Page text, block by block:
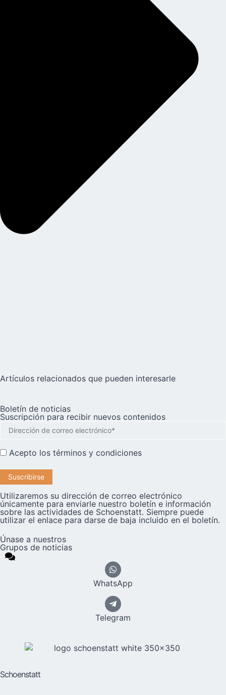
Artículos relacionados que pueden interesarle
Boletín de noticias
Suscripción para recibir nuevos contenidos
Acepto los términos y condiciones
Utilizaremos su dirección de correo electrónico
únicamente para enviarle nuestro boletín e información
sobre las actividades de Schoenstatt. Siempre puede
utilizar el enlace para darse de baja incluido en el boletín.
Únase a nuestros
Grupos de noticias
WhatsApp
Telegram
Schoenstatt